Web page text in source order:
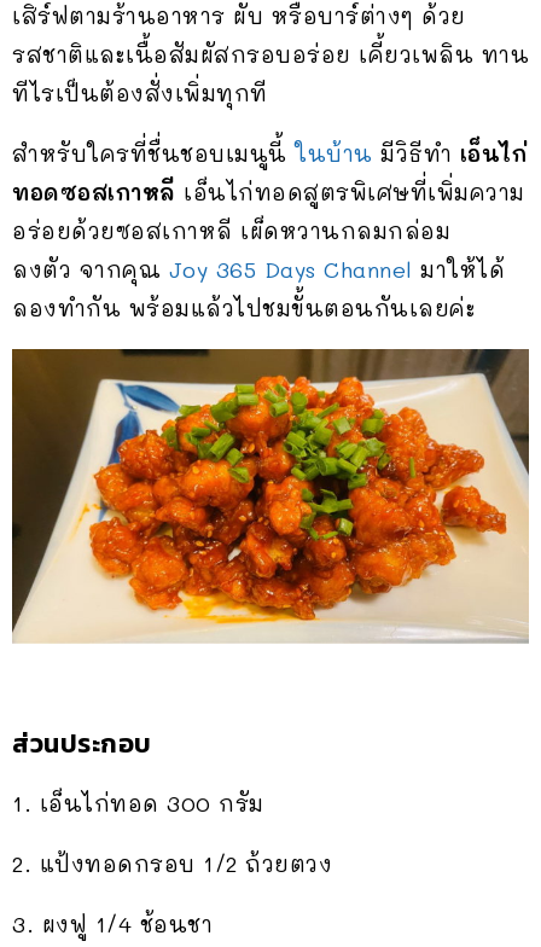
เสิร์ฟตามร้านอาหาร ผับ หรือบาร์ต่างๆ ด้วย
รสชาติและเนื้อสัมผัสกรอบอร่อย เคี้ยวเพลิน ทาน
ทีไรเป็นต้องสั่งเพิ่มทุกที
สำหรับใครที่ชื่นชอบเมนูนี้ ในบ้าน มีวิธีทำ เอ็นไก่
ทอดซอสเกาหลี เอ็นไก่ทอดสูตรพิเศษที่เพิ่มความ
อร่อยด้วยซอสเกาหลี เผ็ดหวานกลมกล่อม
ลงตัว จากคุณ Joy 365 Days Channel มาให้ได้
ลองทำกัน พร้อมแล้วไปชมขั้นตอนกันเลยค่ะ
ส่วนประกอบ
1. เอ็นไก่ทอด 300 กรัม
2. แป้งทอดกรอบ 1/2 ถ้วยตวง
3. ผงฟู 1/4 ช้อนชา